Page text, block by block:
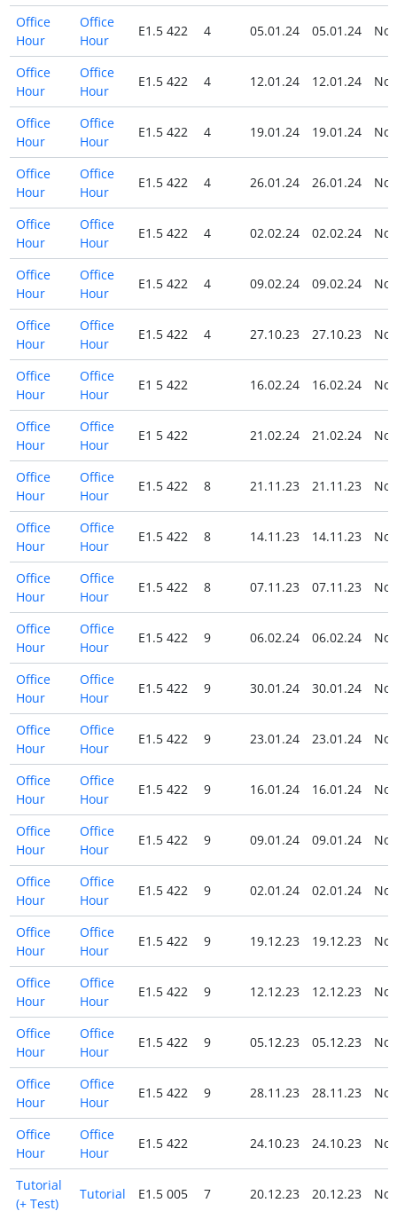
Office
Hour
Office
Hour
E1.5 422 4 05.01.24 05.01.24 No
Office
Hour
Office
Hour
E1.5 422 4 12.01.24 12.01.24 No
Office
Hour
Office
Hour
E1.5 422 4 19.01.24 19.01.24 No
Office
Hour
Office
Hour
E1.5 422 4 26.01.24 26.01.24 No
Office
Hour
Office
Hour
E1.5 422 4 02.02.24 02.02.24 No
Office
Hour
Office
Hour
E1.5 422 4 09.02.24 09.02.24 No
Office
Hour
Office
Hour
E1.5 422 4 27.10.23 27.10.23 No
Office
Hour
Office
Hour
E1 5 422 16.02.24 16.02.24 No
Office
Hour
Office
Hour
E1 5 422 21.02.24 21.02.24 No
Office
Hour
Office
Hour
E1.5 422 8 21.11.23 21.11.23 No
Office
Hour
Office
Hour
E1.5 422 8 14.11.23 14.11.23 No
Office
Hour
Office
Hour
E1.5 422 8 07.11.23 07.11.23 No
Office
Hour
Office
Hour
E1.5 422 9 06.02.24 06.02.24 No
Office
Hour
Office
Hour
E1.5 422 9 30.01.24 30.01.24 No
Office
Hour
Office
Hour
E1.5 422 9 23.01.24 23.01.24 No
Office
Hour
Office
Hour
E1.5 422 9 16.01.24 16.01.24 No
Office
Hour
Office
Hour
E1.5 422 9 09.01.24 09.01.24 No
Office
Hour
Office
Hour
E1.5 422 9 02.01.24 02.01.24 No
Office
Hour
Office
Hour
E1.5 422 9 19.12.23 19.12.23 No
Office
Hour
Office
Hour
E1.5 422 9 12.12.23 12.12.23 No
Office
Hour
Office
Hour
E1.5 422 9 05.12.23 05.12.23 No
Office
Hour
Office
Hour
E1.5 422 9 28.11.23 28.11.23 No
Office
Hour
Office
Hour
E1.5 422 24.10.23 24.10.23 No
Tutorial
(+ Test)
Tutorial E1.5 005 7 20.12.23 20.12.23 No